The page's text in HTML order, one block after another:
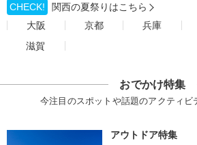
CHECK!
関西の夏祭りはこちら
大阪
京都 兵庫
滋賀
おでかけ特集
今注目のスポットや話題のアクティビ
アウトドア特集